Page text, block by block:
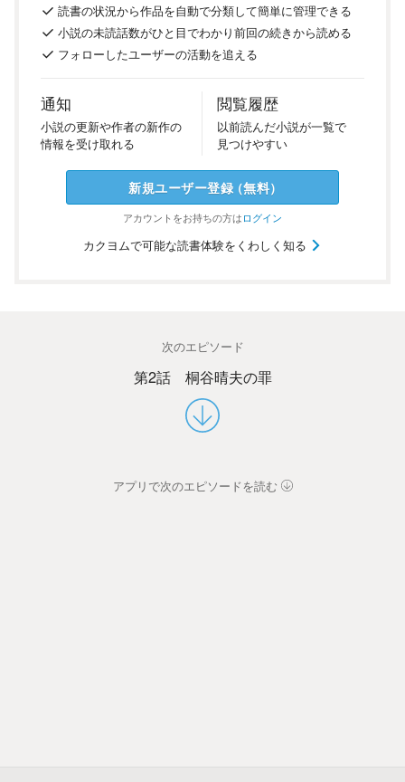
読書の状況から作品を自動で分類して簡単に管理できる
小説の未読話数がひと目でわかり前回の続きから読める
フォローしたユーザーの活動を追える
通知
小説の更新や作者の新作の
情報を受け取れる
閲覧履歴
以前読んだ小説が一覧で
見つけやすい
新規ユーザー登録（無料）
アカウントをお持ちの方はログイン
カクヨムで可能な読書体験をくわしく知る
次のエピソード
第2話 桐谷晴夫の罪
アプリで次のエピソードを読む